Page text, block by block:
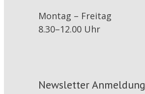
Montag – Freitag
8.30–12.00 Uhr
Newsletter Anmeldung